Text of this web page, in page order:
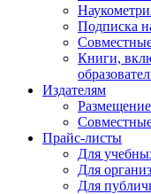
Подписка
Книги,
Издателям
Прайс-листы
Для
Для
Для